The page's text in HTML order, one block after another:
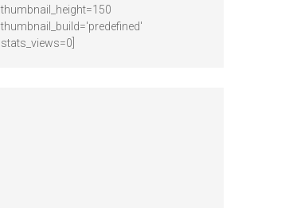
thumbnail_height=150
thumbnail_build='predefined'
stats_views=0]